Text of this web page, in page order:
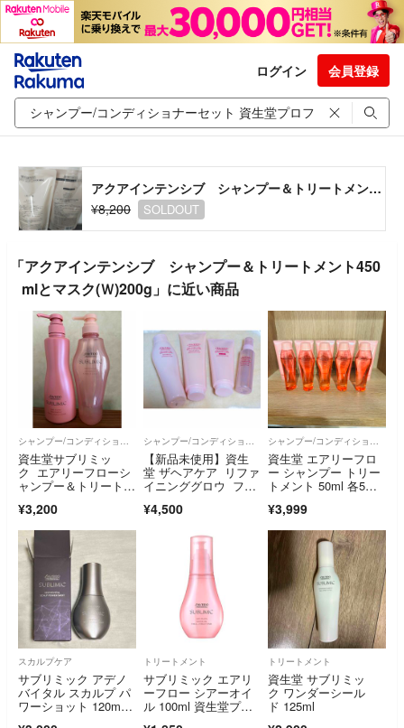
ログイン 会員登録
アクアインテンシブ シャンプー＆トリートメント450mlとマスク(Ｗ)200g
¥8,200
SOLDOUT
「アクアインテンシブ シャンプー＆トリートメント450
mlとマスク(Ｗ)200g」に近い商品
シャンプー/コンディショナーセット
資生堂サブリミッ
ク エアリーフローシ
ャンプー＆トリートメ
¥3,200
シャンプー/コンディショナーセット
【新品未使用】資生
堂 ザヘアケア リファ
イニンググロウ フル
¥4,500
シャンプー/コンディショナーセット
資生堂 エアリーフロ
ー シャンプー トリー
トメント 50ml 各5本
¥3,999
スカルプケア
サブリミック アデノ
バイタル スカルプ パ
ワーショット 120m
トリートメント
サブリミック エアリ
ーフロー シアーオイ
ル 100ml 資生堂プロ
トリートメント
資生堂 サブリミッ
ク ワンダーシール
ド 125ml